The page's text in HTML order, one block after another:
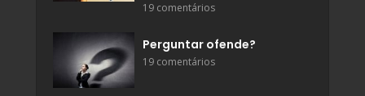
19 comentários
Perguntar ofende?
19 comentários